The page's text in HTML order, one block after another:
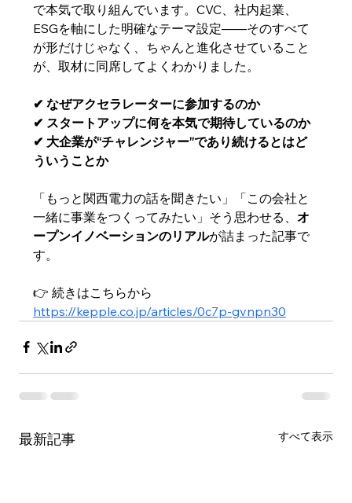
で本気で取り組んでいます。CVC、社内起業、
ESGを軸にした明確なテーマ設定――そのすべて
が形だけじゃなく、ちゃんと進化させていること
が、取材に同席してよくわかりました。
✔ なぜアクセラレーターに参加するのか
✔ スタートアップに何を本気で期待しているのか
✔ 大企業が“チャレンジャー”であり続けるとはど
ういうことか
「もっと関西電力の話を聞きたい」「この会社と
一緒に事業をつくってみたい」そう思わせる、 オ
ープンイノベーションのリアルが詰まった記事で
す。
👉 続きはこちらから
https://kepple.co.jp/articles/0c7p-gvnpn30
最新記事 すべて表示